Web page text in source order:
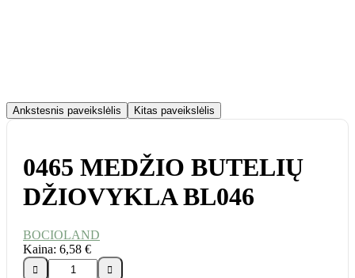
Ankstesnis paveikslėlis Kitas paveikslėlis
0465 MEDŽIO BUTELIŲ
DŽIOVYKLA BL046
BOCIOLAND
Kaina: 6,58 €

